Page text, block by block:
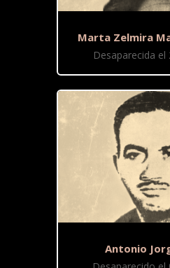
Marta Zelmira
Desaparecida
Antonio